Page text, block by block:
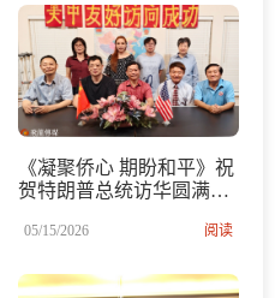
《凝聚侨心 期盼和平》祝
贺特朗普总统访华圆满成
05/15/2026 阅读